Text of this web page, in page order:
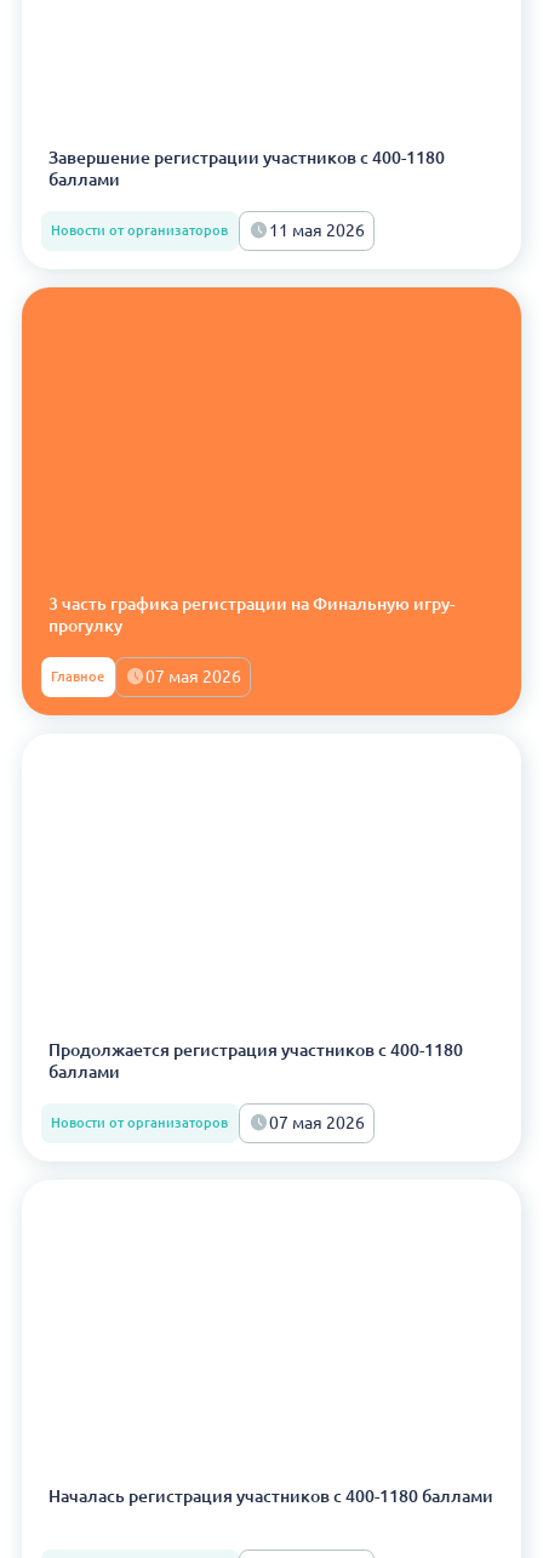
Завершение регистрации участников с 400-1180
баллами
Новости от организаторов 11 мая 2026
3 часть графика регистрации на Финальную игру-
прогулку
Главное 07 мая 2026
Продолжается регистрация участников с 400-1180
баллами
Новости от организаторов 07 мая 2026
Началась регистрация участников с 400-1180 баллами